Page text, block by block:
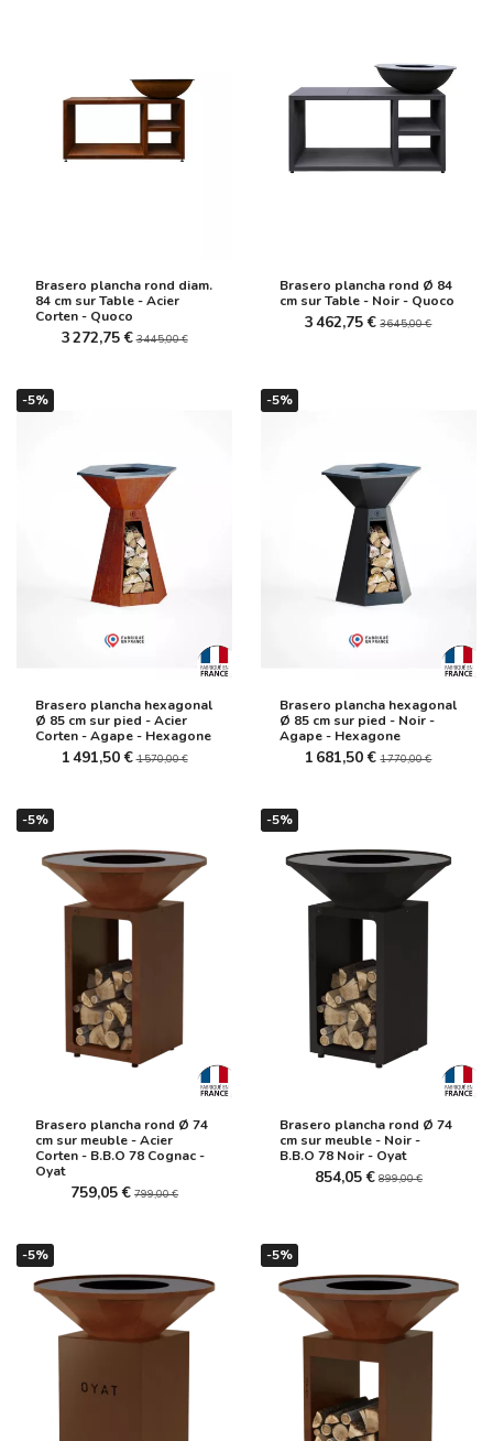
Brasero plancha rond diam.
84 cm sur Table - Acier
Corten - Quoco
3 272,75 € 3 445,00 €
Brasero plancha rond Ø 84
cm sur Table - Noir - Quoco
3 462,75 € 3 645,00 €
-5%
Brasero plancha hexagonal
Ø 85 cm sur pied - Acier
Corten - Agape - Hexagone
1 491,50 € 1 570,00 €
-5%
Brasero plancha hexagonal
Ø 85 cm sur pied - Noir -
Agape - Hexagone
1 681,50 € 1 770,00 €
-5%
Brasero plancha rond Ø 74
cm sur meuble - Acier
Corten - B.B.O 78 Cognac -
Oyat
759,05 € 799,00 €
-5%
Brasero plancha rond Ø 74
cm sur meuble - Noir -
B.B.O 78 Noir - Oyat
854,05 € 899,00 €
-5% -5%